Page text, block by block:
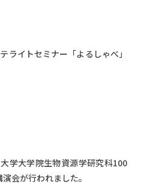
ライトセミナー「よるしゃべ」
学大学院生物資源学研究科100
会が行われました。